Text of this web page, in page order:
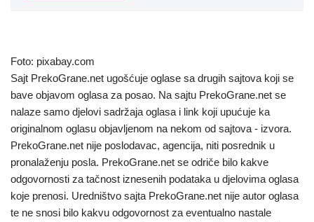
Foto: pixabay.com
Sajt PrekoGrane.net ugošćuje oglase sa drugih sajtova koji se
bave objavom oglasa za posao. Na sajtu PrekoGrane.net se
nalaze samo djelovi sadržaja oglasa i link koji upućuje ka
originalnom oglasu objavljenom na nekom od sajtova - izvora.
PrekoGrane.net nije poslodavac, agencija, niti posrednik u
pronalaženju posla. PrekoGrane.net se odriče bilo kakve
odgovornosti za tačnost iznesenih podataka u djelovima oglasa
koje prenosi. Uredništvo sajta PrekoGrane.net nije autor oglasa
te ne snosi bilo kakvu odgovornost za eventualno nastale